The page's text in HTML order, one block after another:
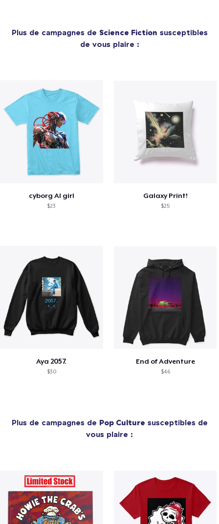
Plus de campagnes de Science Fiction susceptibles
de vous plaire :
cyborg AI girl
$23
Galaxy Print!
$25
Aya 2057.
$30
End of Adventure
$46
Plus de campagnes de Pop Culture susceptibles de
vous plaire :